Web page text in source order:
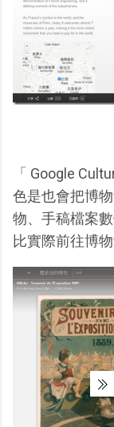
「 Google
色是也會把博
物、手稿檔案
比實際前往博